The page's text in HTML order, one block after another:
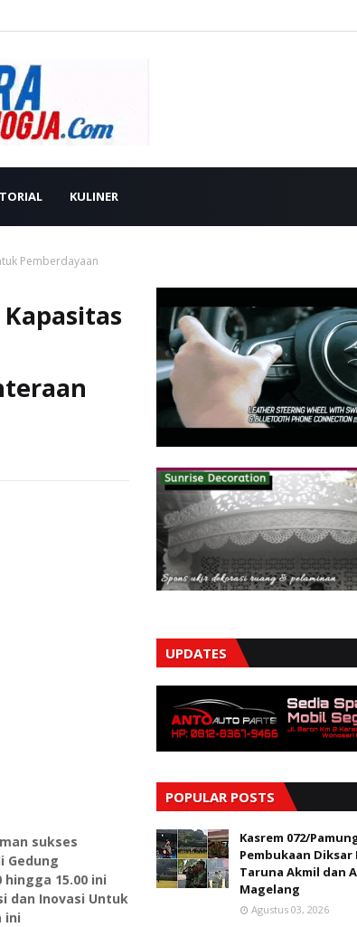
KULINER
Pemberdayaan
sukses
Gedung
15.00 ini
dan Inovasi Untuk
ini
UPDATES
POPULAR POSTS
Kasrem 072/
Pembukaan
Taruna Akmil dan
Magelang
Agustus 03, 2026